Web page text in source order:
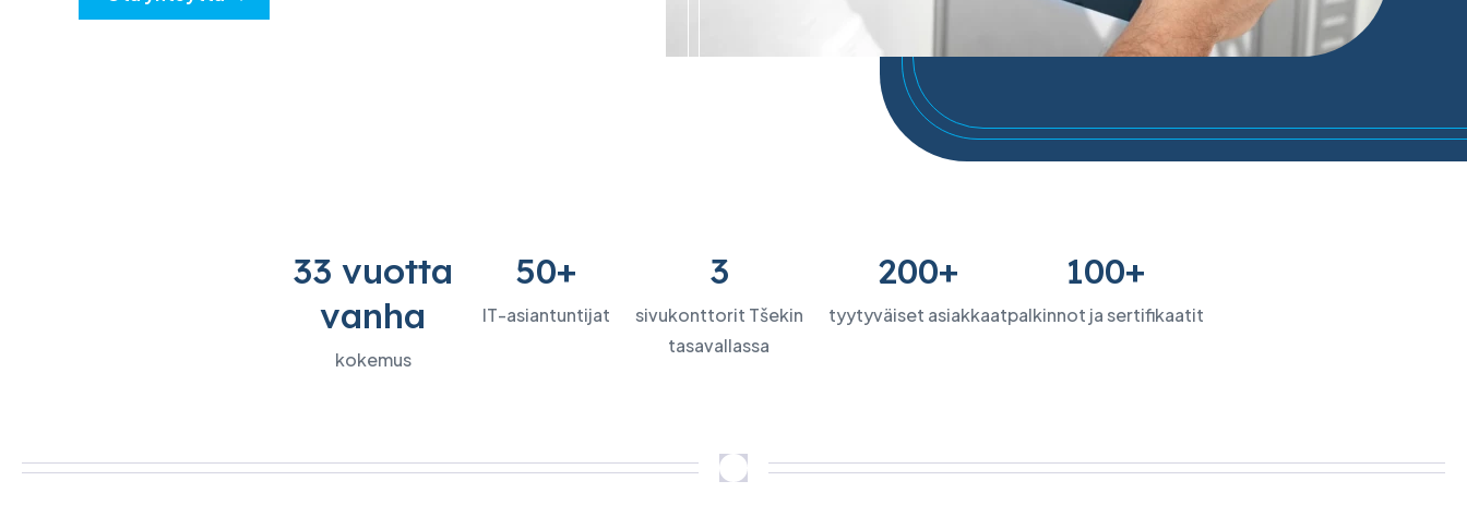
33 vuotta
vanha
kokemus
50+
IT-asiantuntijat
3
sivukonttorit Tšekin
tasavallassa
200+
tyytyväiset asiakkaat
100+
palkinnot ja sertifikaatit